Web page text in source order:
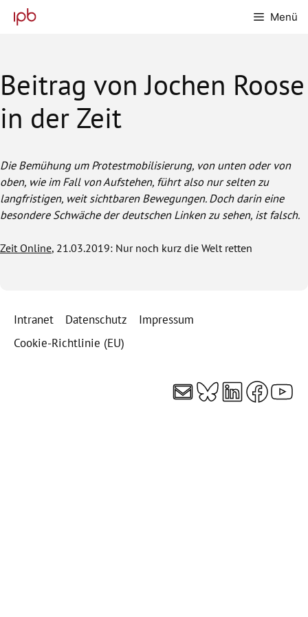
Inhalt
Menü
Beitrag von Jochen Roose
in der Zeit
Die Bemühung um Protestmobilisierung, von unten oder von
oben, wie im Fall von Aufstehen, führt also nur selten zu
langfristigen, weit sichtbaren Bewegungen. Doch darin eine
besondere Schwäche der deutschen Linken zu sehen, ist falsch.
Zeit Online, 21.03.2019: Nur noch kurz die Welt retten
Intranet Datenschutz
Impressum
Cookie-Richtlinie (EU)
E-MailBluesky